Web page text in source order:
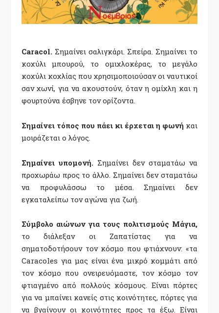
Caracol. Σημαίνει σαλιγκάρι. Σπείρα. Σημαίνει το
κοχύλι μπουρού, το ομιχλοκέρας, το μεγάλο
κοχύλι κοχλίας που χρησιμοποιούσαν οι ναυτικοί
σαν χωνί, για να ακουστούν, όταν η ομίχλη και η
φουρτούνα έσβηνε τον ορίζοντα.
Σημαίνει τόπος που πάει κι έρχεται η φωνή και
μοιράζεται ο λόγος.
Σημαίνει υπομονή. Σημαίνει δεν σταματάω να
προχωράω προς το άλλο. Σημαίνει δεν σταματάω
να προφυλάσσω το μέσα. Σημαίνει δεν
εγκαταλείπω τον αγώνα για ζωή.
Σύμβολο αιώνων για τους πολιτισμούς Μάγια,
το διάλεξαν οι Ζαπατίστας για να
σηματοδοτήσουν τον κόσμο που φτιάχνουν: «τα
Caracoles για μας είναι ένα μικρό κομμάτι από
τον κόσμο που ονειρευόμαστε, τον κόσμο τον
φτιαγμένο από πολλούς κόσμους. Είναι πόρτες
για να μπαίνει κανείς στις κοινότητες, πόρτες για
να βγαίνουν οι κοινότητες προς τα έξω. Είναι